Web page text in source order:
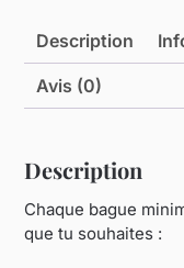
Description
Avis (0)
Description
Chaque bague
que tu souhaites :